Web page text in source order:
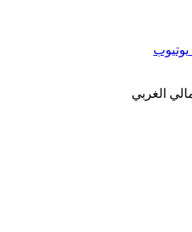
يوتيوب